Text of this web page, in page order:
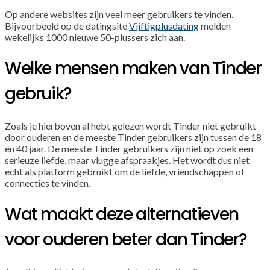
Op andere websites zijn veel meer gebruikers te vinden.
Bijvoorbeeld op de datingsiteVijftigplusdatingmelden
wekelijks 1000 nieuwe 50-plussers zich aan.
Welke mensen maken van Tinder
gebruik?
Zoals je hierboven al hebt gelezen wordt Tinder niet gebruikt
door ouderen en de meeste Tinder gebruikers zijn tussen de 18
en 40 jaar. De meeste Tinder gebruikers zijn niet op zoek een
serieuze liefde, maar vlugge afspraakjes. Het wordt dus niet
echt als platform gebruikt om de liefde, vriendschappen of
connecties te vinden.
Wat maakt deze alternatieven
voor ouderen beter dan Tinder?